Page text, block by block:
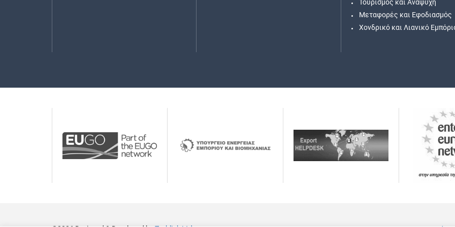
Τουρισμός και Αναψυχή
Μεταφορές και Εφοδιασμός
Χονδρικό και Λιανικό